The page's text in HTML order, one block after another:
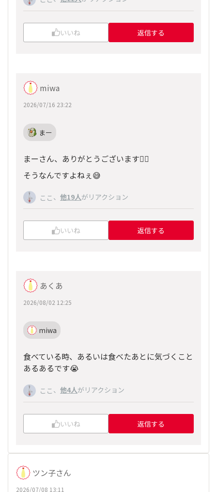
いいね 返信する
miwa
2026/07/16 23:22
まー
まーさん、ありがとうございます🙂‍↕️
そうなんですよねぇ😅
ここ 、 他19人がリアクション
いいね 返信する
あくあ
2026/08/02 12:25
miwa
食べている時、あるいは食べたあとに気づくこと
あるあるです😭
ここ 、 他4人がリアクション
いいね 返信する
ツン子さん
2026/07/08 13:11